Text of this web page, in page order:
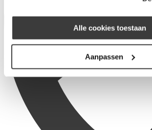
Alle cookies toestaan
Aanpassen